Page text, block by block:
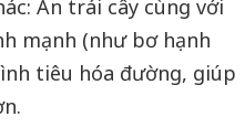
Ăn trái cây cùng với
mạnh (như bơ hạnh
tiêu hóa đường, giúp